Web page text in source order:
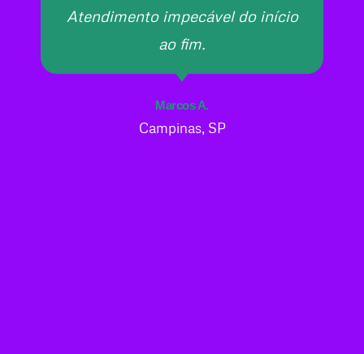
Atendimento impecável do início
ao fim.
Marcos A.
Campinas, SP